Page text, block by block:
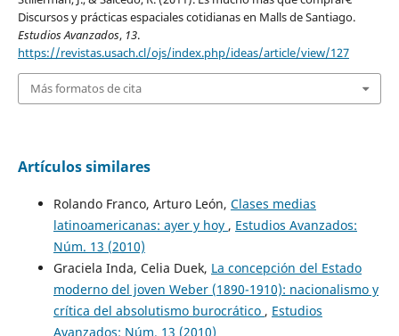
Discursos y prácticas espaciales cotidianas en Malls de Santiago.
Estudios Avanzados, 13.
https://revistas.usach.cl/ojs/index.php/ideas/article/view/127
Más formatos de cita
Artículos similares
Rolando Franco, Arturo León, Clases medias
latinoamericanas: ayer y hoy , Estudios Avanzados:
Núm. 13 (2010)
Graciela Inda, Celia Duek, La concepción del Estado
moderno del joven Weber (1890-1910): nacionalismo y
crítica del absolutismo burocrático , Estudios
Avanzados: Núm. 13 (2010)